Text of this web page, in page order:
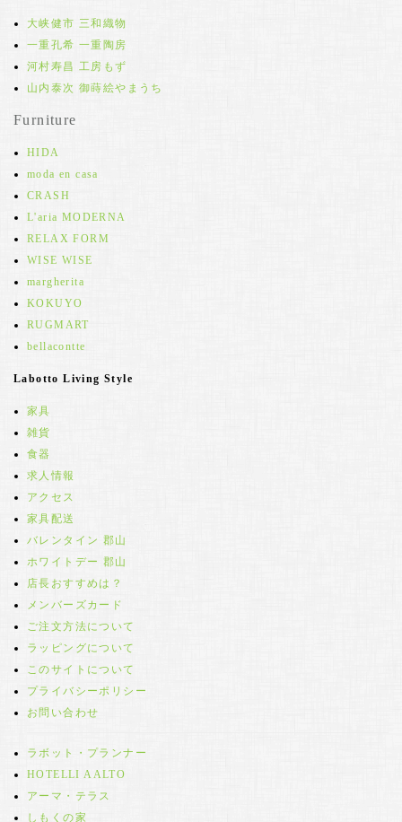
大峡健市 三和織物
一重孔希 一重陶房
河村寿昌 工房もず
山内泰次 御蒔絵やまうち
Furniture
HIDA
moda en casa
CRASH
L'aria MODERNA
RELAX FORM
WISE WISE
margherita
KOKUYO
RUGMART
bellacontte
Labotto Living Style
家具
雑貨
食器
求人情報
アクセス
家具配送
バレンタイン 郡山
ホワイトデー 郡山
店長おすすめは？
メンバーズカード
ご注文方法について
ラッピングについて
このサイトについて
プライバシーポリシー
お問い合わせ
ラボット・プランナー
HOTELLI AALTO
アーマ・テラス
しもくの家